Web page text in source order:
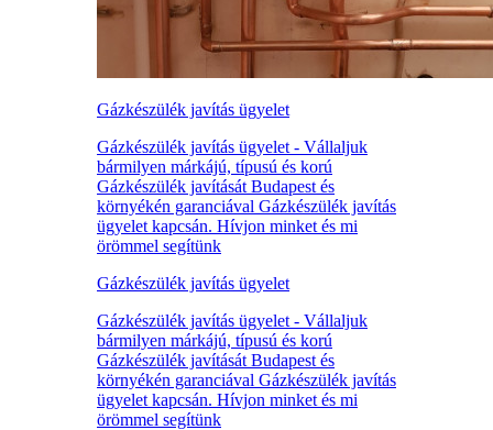
Gázkészülék javítás ügyelet
Gázkészülék javítás ügyelet - Vállaljuk
bármilyen márkájú, típusú és korú
Gázkészülék javítását Budapest és
környékén garanciával Gázkészülék javítás
ügyelet kapcsán. Hívjon minket és mi
örömmel segítünk
Gázkészülék javítás ügyelet
Gázkészülék javítás ügyelet - Vállaljuk
bármilyen márkájú, típusú és korú
Gázkészülék javítását Budapest és
környékén garanciával Gázkészülék javítás
ügyelet kapcsán. Hívjon minket és mi
örömmel segítünk